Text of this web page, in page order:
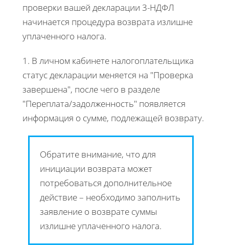
проверки вашей декларации 3-НДФЛ
начинается процедура возврата излишне
уплаченного налога.
1. В личном кабинете налогоплательщика
статус декларации меняется на "Проверка
завершена", после чего в разделе
"Переплата/задолженность" появляется
информация о сумме, подлежащей возврату.
Обратите внимание, что для
инициации возврата может
потребоваться дополнительное
действие – необходимо заполнить
заявление о возврате суммы
излишне уплаченного налога.